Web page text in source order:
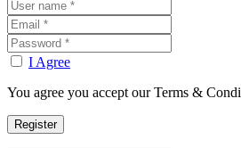
I Agree
You agree you accept our Terms &